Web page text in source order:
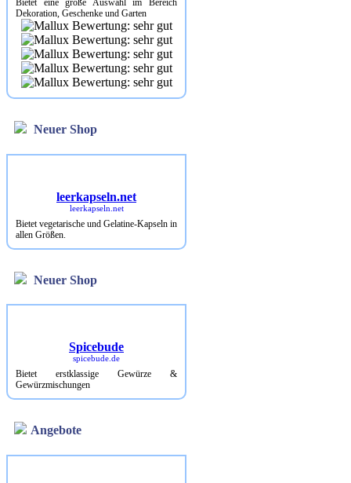
Bietet eine große Auswahl im Bereich
Dekoration, Geschenke und Garten
Neuer Shop
leerkapseln.net
Bietet vegetarische und Gelatine-Kapseln in
allen Größen.
Bietet erstklassige Gewürze &
Gewürzmischungen